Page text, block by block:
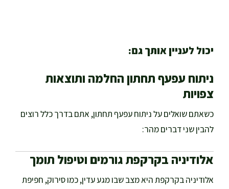
יכול לעניין אותך גם:
ניתוח עפעף תחתון החלמה ותוצאות
צפויות
כשאתם שואלים על ניתוח עפעף תחתון, אתם בדרך כלל רוצים
להבין שני דברים מהר:
אלודיניה בקרקפת גורמים וטיפול תומך
אלודיניה בקרקפת היא מצב שבו מגע עדין, כמו סירוק, חפיפת